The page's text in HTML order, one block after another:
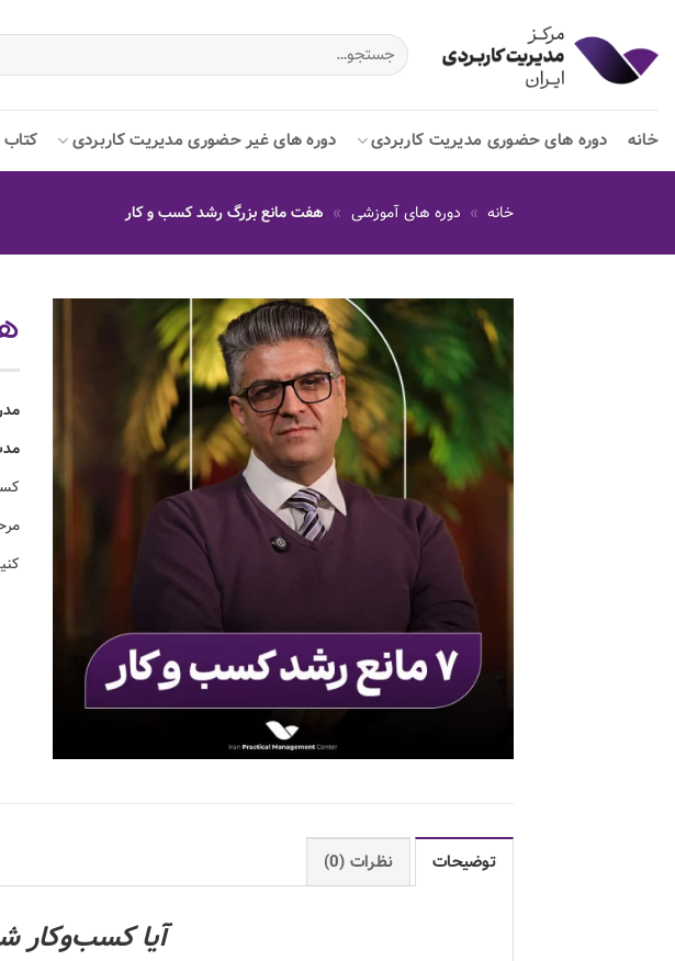
to
content
جستجو
برای:
خانه دوره های حضوری مدیریت کاربردی دوره های غیر حضوری مدیریت کاربردی کتاب
خانه » دوره های آموزشی » هفت مانع بزرگ رشد کسب و کار
مدت
توضیحات نظرات (0)
آیا کسب‌وکار